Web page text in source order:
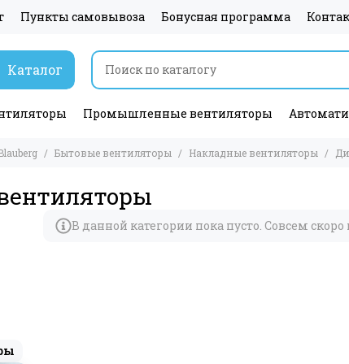
Пункты самовывоза Бонусная программа
Каталог
Промышленные вентиляторы
Бытовые вентиляторы Накладные вентиляторы
В данной категории пока пусто. Совсем